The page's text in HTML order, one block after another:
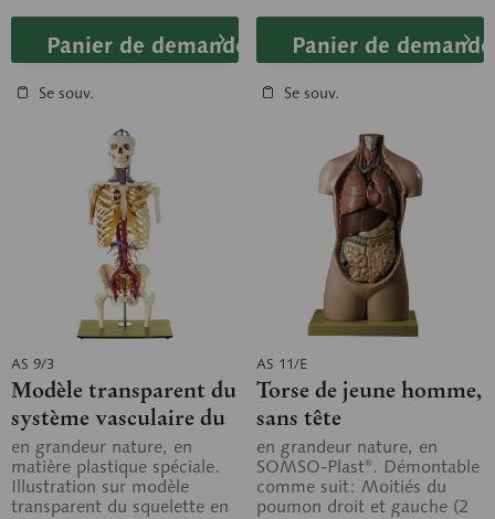
Panier de demande
Se souv.
Panier de demande
Se souv.
AS 9/3
Modèle transparent du
système vasculaire du
torse, avec tête
en grandeur nature, en
matière plastique spéciale.
Illustration sur modèle
transparent du squelette en
AS 11/E
Torse de jeune homme,
sans tête
en grandeur nature, en
SOMSO-Plast®. Démontable
comme suit: Moitiés du
poumon droit et gauche (2